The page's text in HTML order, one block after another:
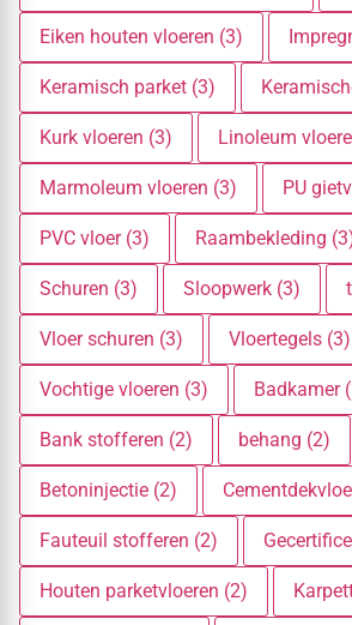
Eiken houten vloeren (3)
Keramisch parket (3)
Kurk vloeren (3) Linoleum
Marmoleum vloeren (3) PU
PVC vloer (3) Raambekleding
Schuren (3) Sloopwerk (3)
Vloer schuren (3) Vloertegels (3)
Vochtige vloeren (3) Badkamer
Bank stofferen (2) behang (2)
Betoninjectie (2)
Fauteuil stofferen (2)
Houten parketvloeren (2)